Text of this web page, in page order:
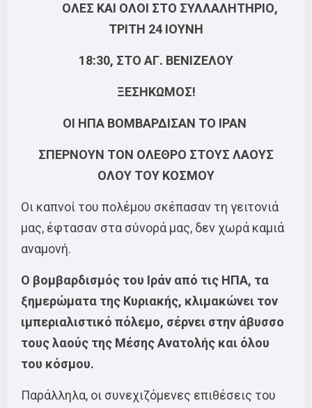
ΟΛΕΣ ΚΑΙ ΟΛΟΙ ΣΤΟ ΣΥΛΛΑΛΗΤΗΡΙΟ,
ΤΡΙΤΗ 24 ΙΟΥΝΗ
18:30, ΣΤΟ ΑΓ. ΒΕΝΙΖΕΛΟΥ
ΞΕΣΗΚΩΜΟΣ!
ΟΙ ΗΠΑ ΒΟΜΒΑΡΔΙΣΑΝ ΤΟ ΙΡΑΝ
ΣΠΕΡΝΟΥΝ ΤΟΝ ΟΛΕΘΡΟ ΣΤΟΥΣ ΛΑΟΥΣ
ΟΛΟΥ ΤΟΥ ΚΟΣΜΟΥ
Οι καπνοί του πολέμου σκέπασαν τη γειτονιά
μας, έφτασαν στα σύνορά μας, δεν χωρά καμιά
αναμονή.
Ο βομβαρδισμός του Ιράν από τις ΗΠΑ, τα
ξημερώματα της Κυριακής, κλιμακώνει τον
ιμπεριαλιστικό πόλεμο, σέρνει στην άβυσσο
τους λαούς της Μέσης Ανατολής και όλου
του κόσμου.
Παράλληλα, οι συνεχιζόμενες επιθέσεις του